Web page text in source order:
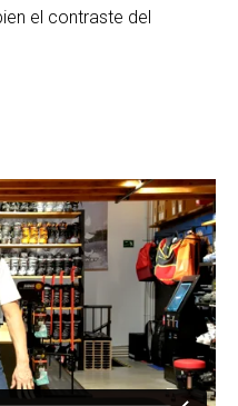
el contraste del